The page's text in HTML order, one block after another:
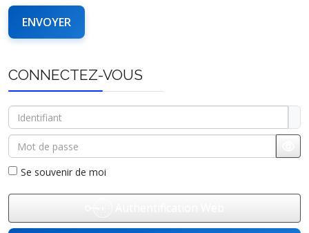
CONNECTEZ-VOUS
Identifiant
Mot de passe
Se souvenir de moi